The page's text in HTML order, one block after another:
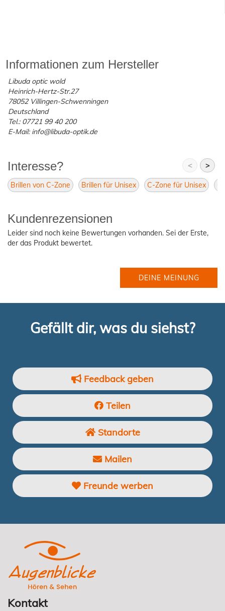
Informationen zum Hersteller
Libuda optic wold
Heinrich-Hertz-Str.27
78052 Villingen-Schwenningen
Deutschland
Tel.: 07721 99 40 200
E-Mail: info@libuda-optik.de
Interesse? < >
Brillen von C-Zone Brillen für Unisex C-Zone für Unisex
Kundenrezensionen
Leider sind noch keine Bewertungen vorhanden. Sei der Erste,
der das Produkt bewertet.
DEINE MEINUNG
Gefällt dir, was du siehst?
Feedback geben
Teilen
Standorte
Mailen
Freunde werben
Kontakt